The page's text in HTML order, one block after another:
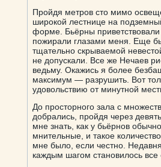
Пройдя метров сто мимо
широкой лестнице на
форме. Бьёрны
пожирали глазами меня. Еще
тщательно скрываемой
не допускали. Все же Нечаев
ведьму. Окажись я более
максимум — разрушить. Вот
удовольствию от минутной
До просторного зала с
добрались, пройдя через
мне знать, как у бьёрнов
мнительные, и такое
мне было, если честно.
каждым шагом становилось все